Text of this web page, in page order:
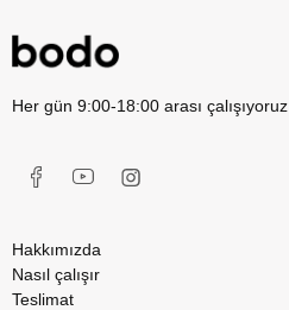
Her gün 9:00-18:00 arası çalışıyoruz
Hakkımızda
Nasıl çalışır
Teslimat